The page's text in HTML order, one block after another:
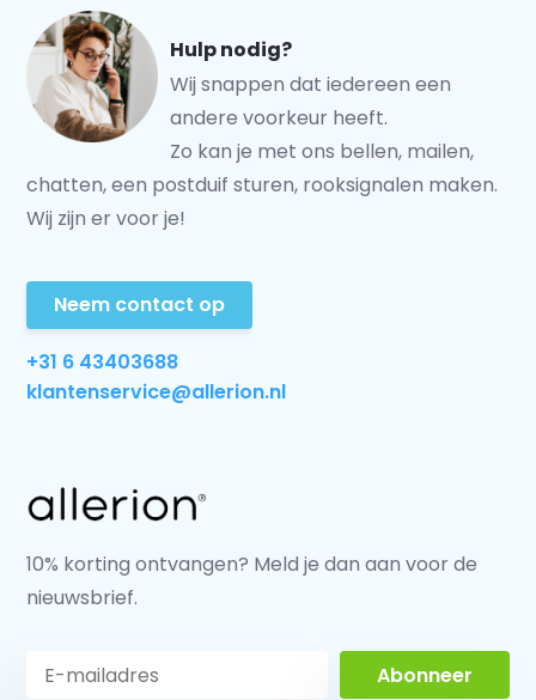
Hulp nodig?
Wij snappen dat iedereen een
andere voorkeur heeft.
Zo kan je met ons bellen, mailen,
chatten, een postduif sturen, rooksignalen maken.
Wij zijn er voor je!
Neem contact op
+31 6 43403688
klantenservice@allerion.nl
10% korting ontvangen? Meld je dan aan voor de
nieuwsbrief.
Abonneer